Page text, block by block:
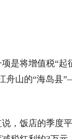
将增值税“起
舟山的“海岛
饭店的季度